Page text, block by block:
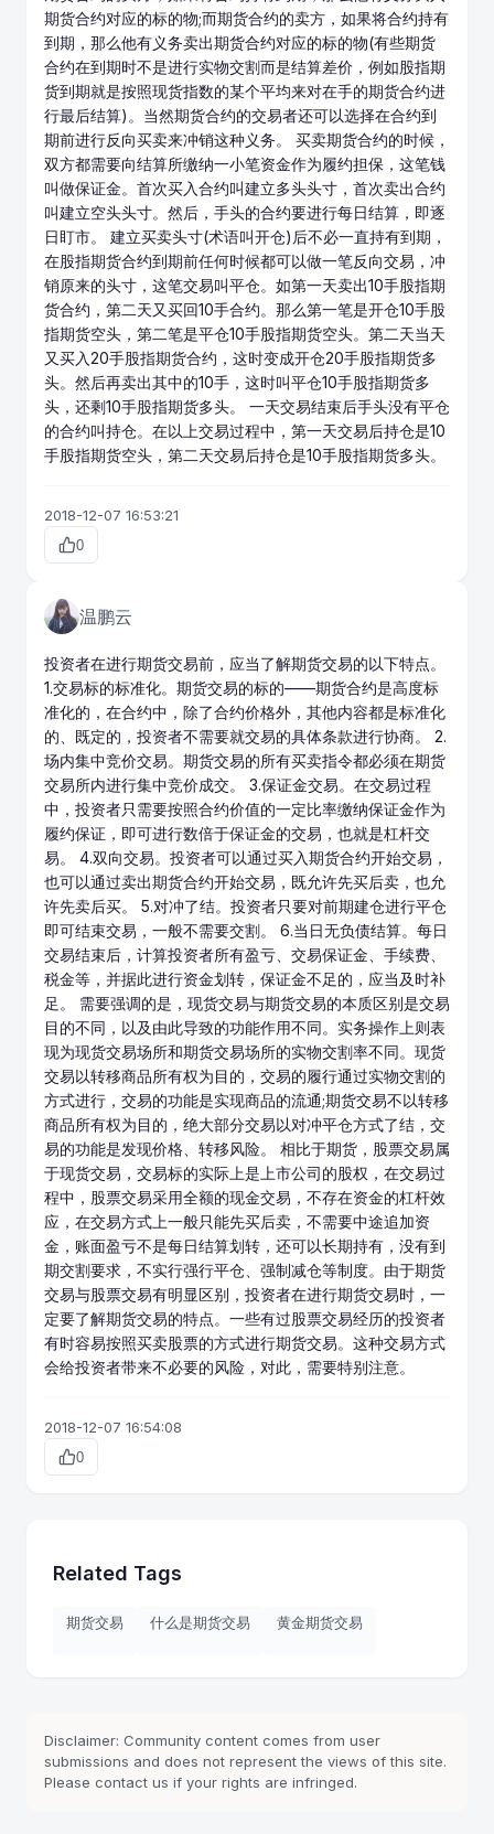
期货合约对应的标的物;而期货合约的卖方，如果将合约持有
到期，那么他有义务卖出期货合约对应的标的物(有些期货
合约在到期时不是进行实物交割而是结算差价，例如股指期
货到期就是按照现货指数的某个平均来对在手的期货合约进
行最后结算)。当然期货合约的交易者还可以选择在合约到
期前进行反向买卖来冲销这种义务。 买卖期货合约的时候，
双方都需要向结算所缴纳一小笔资金作为履约担保，这笔钱
叫做保证金。首次买入合约叫建立多头头寸 ，首次卖出合约
叫建立空头头寸。然后，手头的合约要进行每日结算，即逐
日盯市。 建立买卖头寸(术语叫开仓)后不必一直持有到期，
在股指期货合约到期前任何时候都可以做一笔反向交易，冲
销原来的头寸，这笔交易叫平仓。如第一天卖出10手股指期
货合约，第二天又买回10手合约。那么第一笔是开仓10手股
指期货空头，第二笔是平仓10手股指期货空头。第二天当天
又买入20手股指期货合约，这时变成开仓20手股指期货多
头。然后再卖出其中的10手，这时叫平仓10手股指期货多
头，还剩10手股指期货多头。 一天交易结束后手头没有平仓
的合约叫持仓。在以上交易过程中，第一天交易后持仓是10
手股指期货空头，第二天交易后持仓是10手股指期货多头。
2018-12-07 16:53:21
0
温鹏云
投资者在进行期货交易前，应当了解期货交易的以下特点。
1.交易标的标准化。期货交易的标的——期货合约是高度标
准化的，在合约中，除了合约价格外，其他内容都是标准化
的、既定的，投资者不需要就交易的具体条款进行协商。 2.
场内集中竞价交易。期货交易的所有买卖指令都必须在期货
交易所内进行集中竞价成交。 3.保证金交易。在交易过程
中，投资者只需要按照合约价值的一定比率缴纳保证金作为
履约保证，即可进行数倍于保证金的交易，也就是杠杆交
易。 4.双向交易。投资者可以通过买入期货合约开始交易，
也可以通过卖出期货合约开始交易，既允许先买后卖，也允
许先卖后买。 5.对冲了结。投资者只要对前期建仓进行平仓
即可结束交易，一般不需要交割。 6.当日无负债结算。每日
交易结束后，计算投资者所有盈亏、交易保证金、手续费、
税金等，并据此进行资金划转，保证金不足的，应当及时补
足。 需要强调的是， 现货交易与期货交易的本质区别是交易
目的不同，以及由此导致的功能作用不同。实务操作上则表
现为现货交易场所和期货交易场所的实物交割率不同。现货
交易以转移商品所有权为目的，交易的履行通过实物交割的
方式进行，交易的功能是实现商品的流通;期货交易不以转移
商品所有权为目的，绝大部分交易以对冲平仓方式了结，交
易的功能是发现价格、转移风险。 相比于期货，股票交易属
于现货交易，交易标的实际上是上市公司的股权，在交易过
程中，股票交易采用全额的现金交易，不存在资金的杠杆效
应，在交易方式上一般只能先买后卖，不需要中途追加资
金，账面盈亏不是每日结算划转，还可以长期持有，没有到
期交割要求，不实行强行平仓、强制减仓等制度。由于期货
交易与股票交易有明显区别，投资者在进行期货交易时，一
定要了解期货交易的特点。一些有过股票交易经历的投资者
有时容易按照买卖股票的方式进行期货交易。这种交易方式
会给投资者带来不必要的风险，对此，需要特别注意。
2018-12-07 16:54:08
0
Related Tags
期货交易 什么是期货交易 黄金期货交易
Disclaimer: Community content comes from user
submissions and does not represent the views of this site.
Please contact us if your rights are infringed.